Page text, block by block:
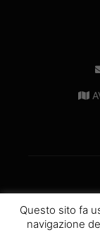
© 2019-
Questo sito fa
navigazione